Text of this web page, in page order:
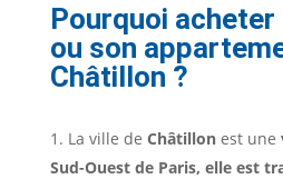
Pourquoi acheter
ou son
Châtillon ?
La ville de Châtillonest une
Sud-Ouest de Paris, elle est